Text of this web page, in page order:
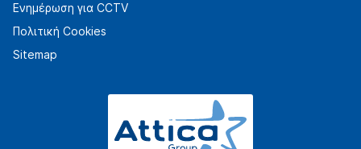
Ενημέρωση για CCTV
Πολιτική Cookies
Sitemap